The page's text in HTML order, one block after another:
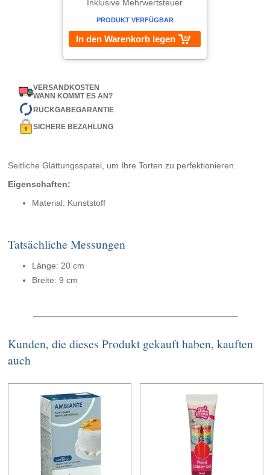
Inklusive Mehrwertsteuer
PRODUKT VERFÜGBAR
In den Warenkorb legen
VERSANDKOSTEN
WANN KOMMT ES AN?
RÜCKGABEGARANTIE
SICHERE BEZAHLUNG
Seitliche Glättungsspatel, um Ihre Torten zu perfektionieren.
Eigenschaften:
Material: Kunststoff
Tatsächliche Messungen
Länge: 20 cm
Breite: 9 cm
Kunden, die dieses Produkt gekauft haben, kauften
auch